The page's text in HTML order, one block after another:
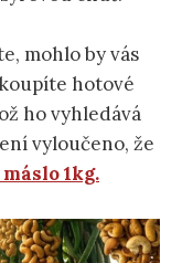
mohlo by vás
hotové
ho vyhledává
vyloučeno, že
1kg.